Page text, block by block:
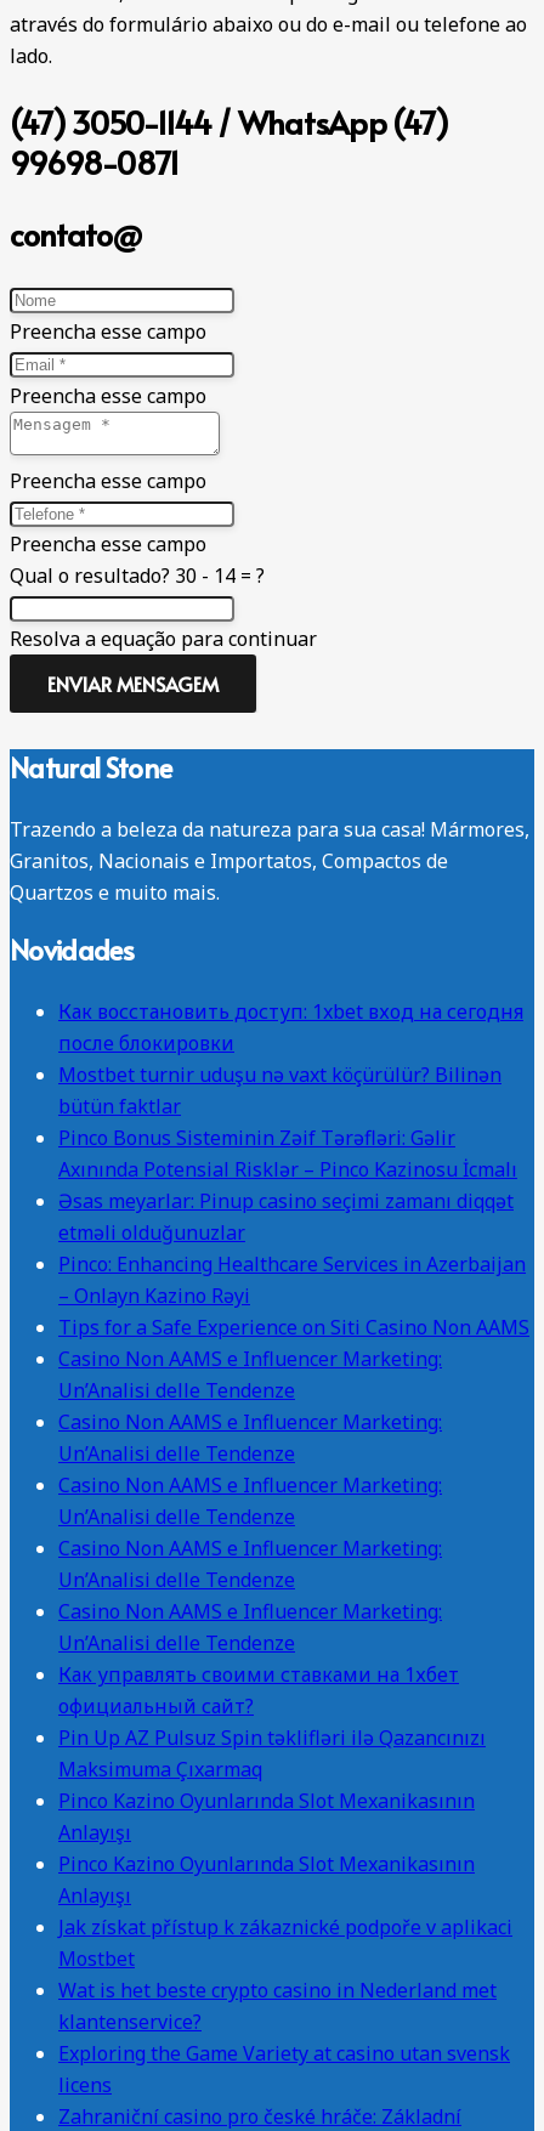
através do formulário abaixo ou do e-mail ou telefone ao
lado.
(47) 3050-1144 / WhatsApp (47)
99698-0871
contato@
Preencha esse campo
Preencha esse campo
Preencha esse campo
Preencha esse campo
Qual o resultado? 30 - 14 = ?
Resolva a equação para continuar
ENVIAR MENSAGEM
Natural Stone
Trazendo a beleza da natureza para sua casa! Mármores,
Granitos, Nacionais e Importatos, Compactos de
Quartzos e muito mais.
Novidades
Как восстановить доступ: 1xbet вход на сегодня
после блокировки
Mostbet turnir uduşu nə vaxt köçürülür? Bilinən
bütün faktlar
Pinco Bonus Sisteminin Zəif Tərəfləri: Gəlir
Axınında Potensial Risklər – Pinco Kazinosu İcmalı
Əsas meyarlar: Pinup casino seçimi zamanı diqqət
etməli olduğunuzlar
Pinco: Enhancing Healthcare Services in Azerbaijan
– Onlayn Kazino Rəyi
Tips for a Safe Experience on Siti Casino Non AAMS
Casino Non AAMS e Influencer Marketing:
Un’Analisi delle Tendenze
Casino Non AAMS e Influencer Marketing:
Un’Analisi delle Tendenze
Casino Non AAMS e Influencer Marketing:
Un’Analisi delle Tendenze
Casino Non AAMS e Influencer Marketing:
Un’Analisi delle Tendenze
Casino Non AAMS e Influencer Marketing:
Un’Analisi delle Tendenze
Как управлять своими ставками на 1хбет
официальный сайт?
Pin Up AZ Pulsuz Spin təklifləri ilə Qazancınızı
Maksimuma Çıxarmaq
Pinco Kazino Oyunlarında Slot Mexanikasının
Anlayışı
Pinco Kazino Oyunlarında Slot Mexanikasının
Anlayışı
Jak získat přístup k zákaznické podpoře v aplikaci
Mostbet
Wat is het beste crypto casino in Nederland met
klantenservice?
Exploring the Game Variety at casino utan svensk
licens
Zahraniční casino pro české hráče: Základní